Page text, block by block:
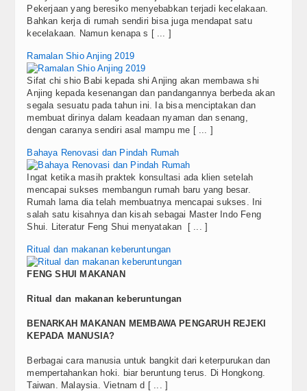
Pekerjaan yang beresiko menyebabkan terjadi kecelakaan.
Bahkan kerja di rumah sendiri bisa juga mendapat satu
kecelakaan. Namun kenapa s [ ... ]
Ramalan Shio Anjing 2019
Sifat chi shio Babi kepada shi Anjing akan membawa shi
Anjing kepada kesenangan dan pandangannya berbeda akan
segala sesuatu pada tahun ini. Ia bisa menciptakan dan
membuat dirinya dalam keadaan nyaman dan senang,
dengan caranya sendiri asal mampu me [ ... ]
Bahaya Renovasi dan Pindah Rumah
Ingat ketika masih praktek konsultasi ada klien setelah
mencapai sukses membangun rumah baru yang besar.
Rumah lama dia telah membuatnya mencapai sukses. Ini
salah satu kisahnya dan kisah sebagai Master Indo Feng
Shui. Literatur Feng Shui menyatakan [ ... ]
Ritual dan makanan keberuntungan
FENG SHUI MAKANAN
Ritual dan makanan keberuntungan
BENARKAH MAKANAN MEMBAWA PENGARUH REJEKI
KEPADA MANUSIA?
Berbagai cara manusia untuk bangkit dari keterpurukan dan
mempertahankan hoki. biar beruntung terus. Di Hongkong.
Taiwan. Malaysia. Vietnam d [ ... ]